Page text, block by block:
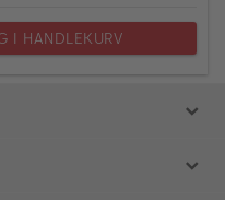
I HANDLEKURV